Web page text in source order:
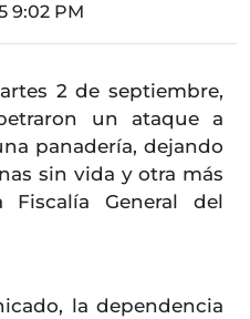
9:02 PM
2 de septiembre,
un ataque a
panadería, dejando
sin vida y otra más
Fiscalía General del
la dependencia